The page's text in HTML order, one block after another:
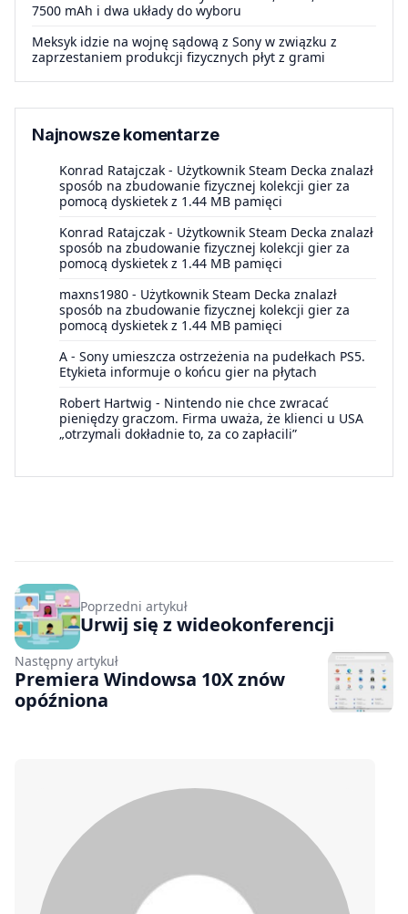
7500 mAh i dwa układy do wyboru
Meksyk idzie na wojnę sądową z Sony w związku z
zaprzestaniem produkcji fizycznych płyt z grami
Najnowsze komentarze
Konrad Ratajczak - Użytkownik Steam Decka znalazł
sposób na zbudowanie fizycznej kolekcji gier za
pomocą dyskietek z 1.44 MB pamięci
Konrad Ratajczak - Użytkownik Steam Decka znalazł
sposób na zbudowanie fizycznej kolekcji gier za
pomocą dyskietek z 1.44 MB pamięci
maxns1980 - Użytkownik Steam Decka znalazł
sposób na zbudowanie fizycznej kolekcji gier za
pomocą dyskietek z 1.44 MB pamięci
A - Sony umieszcza ostrzeżenia na pudełkach PS5.
Etykieta informuje o końcu gier na płytach
Robert Hartwig - Nintendo nie chce zwracać
pieniędzy graczom. Firma uważa, że klienci u USA
„otrzymali dokładnie to, za co zapłacili”
Poprzedni artykuł
Urwij się z wideokonferencji
Następny artykuł
Premiera Windowsa 10X znów
opóźniona